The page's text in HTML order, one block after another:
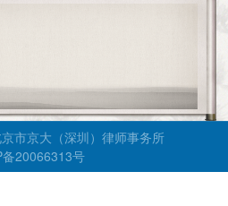
市京大（深圳）律师事务所
备20066313号